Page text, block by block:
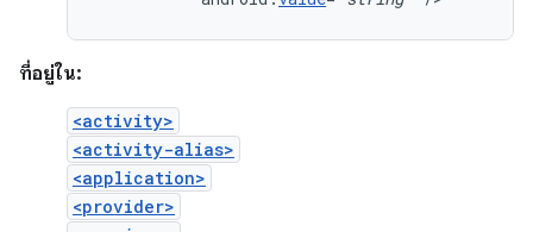
ที่อยู่ใน:
<activity>
<activity-alias>
<application>
<provider>